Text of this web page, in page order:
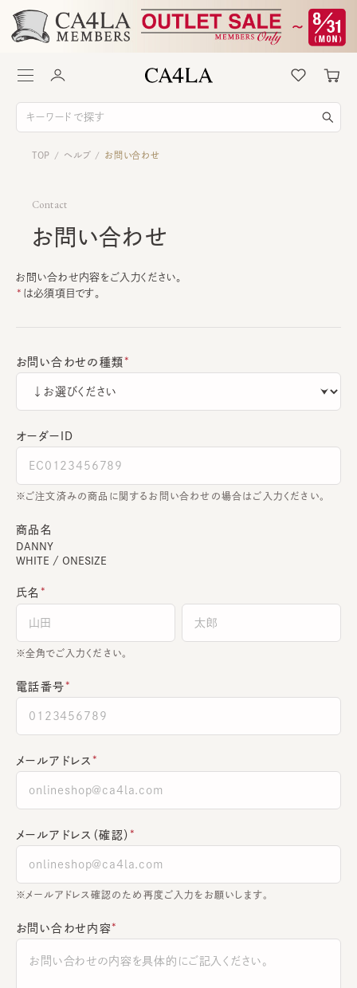
TOP / ヘルプ / お問い合わせ
Contact
お問い合わせ
お問い合わせ内容をご入力ください。
は必須項目です。
お問い合わせの種類
オーダーＩＤ
ご注文済みの商品に関するお問い合わせの場合はご入力ください。
商品名
DANNY
WHITE / ONESIZE
氏名
全角でご入力ください。
電話番号
メールアドレス
メールアドレス（確認）
※メールアドレス確認のため再度ご入力をお願いします。
お問い合わせ内容